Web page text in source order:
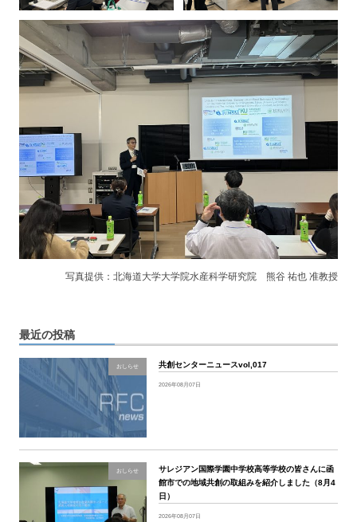
写真提供：北海道大学大学院水産科学研究院 熊谷 祐也 准教授
最近の投稿
おしらせ 共創センターニュースvol,017
2026年08月07日
おしらせ
サレジアン国際学園中学校高等学校の皆さんに函
館市での地域共創の取組みを紹介しました（8月4
日）
2026年08月07日